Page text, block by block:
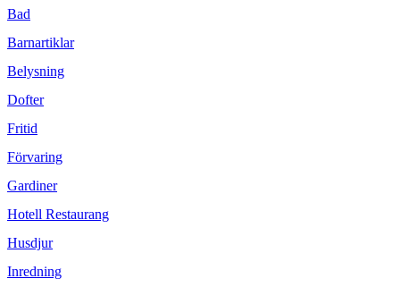
Bad
Barnartiklar
Belysning
Dofter
Fritid
Förvaring
Gardiner
Hotell Restaurang
Husdjur
Inredning